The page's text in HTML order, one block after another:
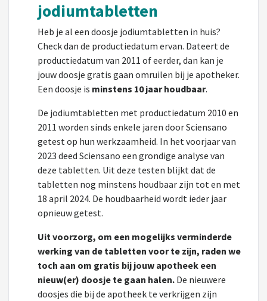
jodiumtabletten
Heb je al een doosje jodiumtabletten in huis?
Check dan de productiedatum ervan. Dateert de
productiedatum van 2011 of eerder, dan kan je
jouw doosje gratis gaan omruilen bij je apotheker.
Een doosje is minstens 10 jaar houdbaar.
De jodiumtabletten met productiedatum 2010 en
2011 worden sinds enkele jaren door Sciensano
getest op hun werkzaamheid. In het voorjaar van
2023 deed Sciensano een grondige analyse van
deze tabletten. Uit deze testen blijkt dat de
tabletten nog minstens houdbaar zijn tot en met
18 april 2024. De houdbaarheid wordt ieder jaar
opnieuw getest.
Uit voorzorg, om een mogelijks verminderde
werking van de tabletten voor te zijn, raden we
toch aan om gratis bij jouw apotheek een
nieuw(er) doosje te gaan halen. De nieuwere
doosjes die bij de apotheek te verkrijgen zijn